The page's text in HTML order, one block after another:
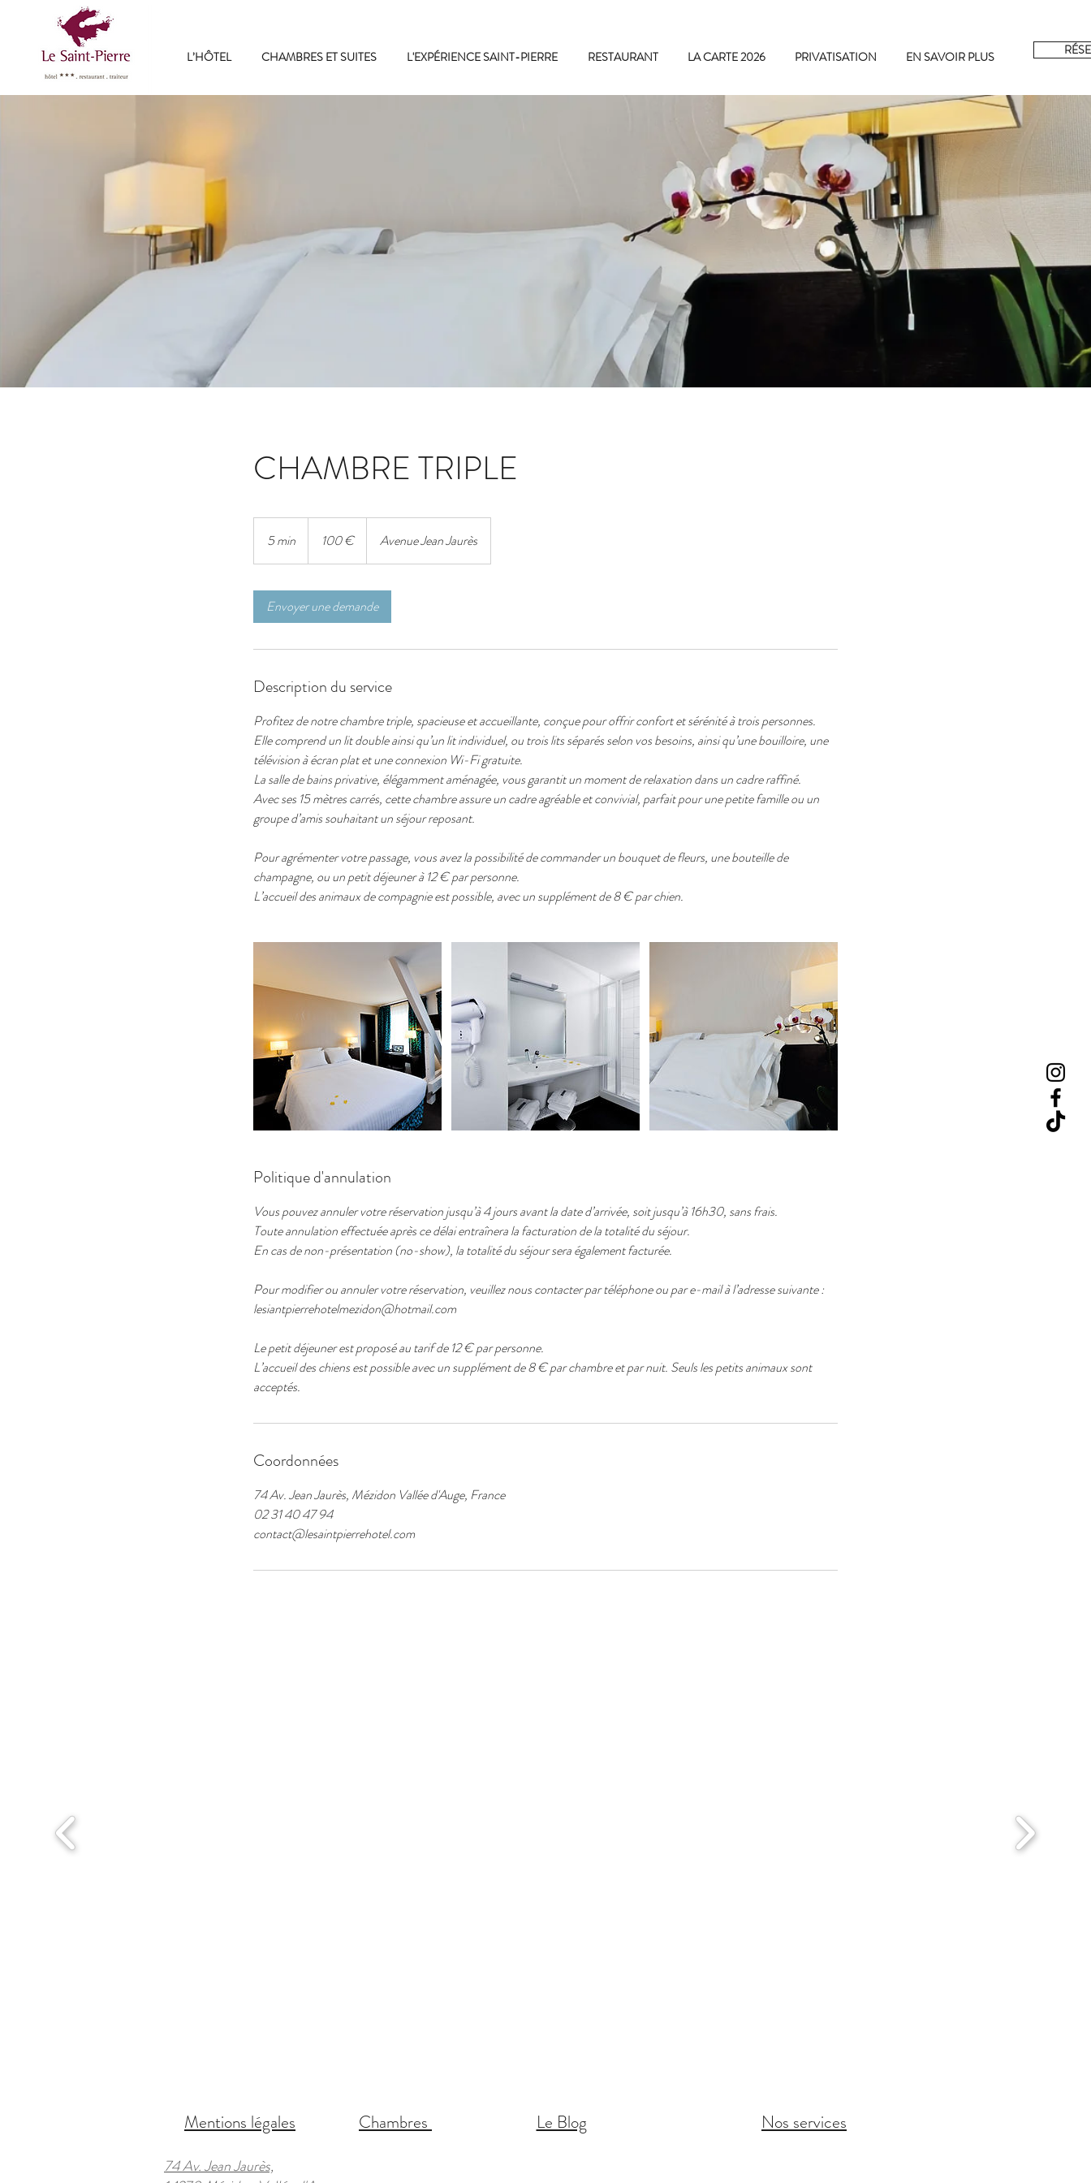
L’HÔTEL CHAMBRES ET SUITES L'EXPÉRIENCE SAINT-PIERRE RESTAURANT LA CARTE 2026 PRIVATISATION EN SAVOIR PLUS
CHAMBRE TRIPLE
5 min
m
100 € Avenue Jean Jaurès
Envoyer une demande
Description du service
Profitez de notre chambre triple, spacieuse et accueillante, conçue pour offrir confort et sérénité à trois personnes.
Elle comprend un lit double ainsi qu’un lit individuel, ou trois lits séparés selon vos besoins, ainsi qu’une bouilloire, une
télévision à écran plat et une connexion Wi-Fi gratuite.
La salle de bains privative, élégamment aménagée, vous garantit un moment de relaxation dans un cadre raffiné.
Avec ses 15 mètres carrés, cette chambre assure un cadre agréable et convivial, parfait pour une petite famille ou un
groupe d’amis souhaitant un séjour reposant.
Pour agrémenter votre passage, vous avez la possibilité de commander un bouquet de fleurs, une bouteille de
champagne, ou un petit déjeuner à 12 € par personne.
L’accueil des animaux de compagnie est possible, avec un supplément de 8 € par chien.
Politique d'annulation
Vous pouvez annuler votre réservation jusqu’à 4 jours avant la date d’arrivée, soit jusqu’à 16h30, sans frais.
Toute annulation effectuée après ce délai entraînera la facturation de la totalité du séjour.
En cas de non-présentation (no-show), la totalité du séjour sera également facturée.
Pour modifier ou annuler votre réservation, veuillez nous contacter par téléphone ou par e-mail à l’adresse suivante :
lesiantpierrehotelmezidon@hotmail.com
Le petit déjeuner est proposé au tarif de 12 € par personne.
L’accueil des chiens est possible avec un supplément de 8 € par chambre et par nuit. Seuls les petits animaux sont
acceptés.
Coordonnées
74 Av. Jean Jaurès, Mézidon Vallée d'Auge, France
02 31 40 47 94
contact@lesaintpierrehotel.com
Mentions légales Chambres Le Blog Nos services
74 Av. Jean Jaurès,